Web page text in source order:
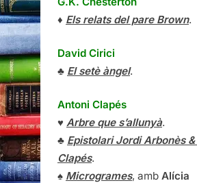
♦ Els relats del pare Brown.
David Cirici
♣ El setè àngel.
Antoni Clapés
♥ Arbre que s’allunyà.
♣ Epistolari Jordi Arbonès
Clapés.
♠ Microgrames, amb Alícia